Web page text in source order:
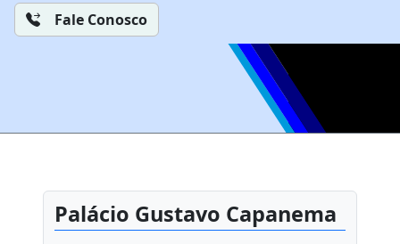
Fale Conosco
Palácio Gustavo Capanema